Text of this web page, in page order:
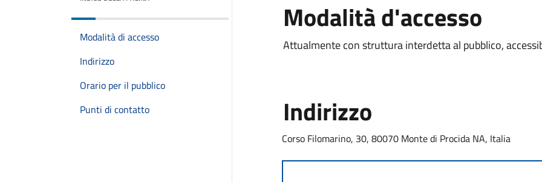
Modalità di accesso
Indirizzo
Orario per il pubblico
Punti di contatto
Modalità d'accesso
Attualmente con struttura interdetta al pubblico,
Indirizzo
Corso Filomarino, 30, 80070 Monte di Procida NA, Italia